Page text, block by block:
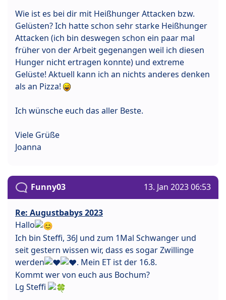
Wie ist es bei dir mit Heißhunger Attacken bzw.
Gelüsten? Ich hatte schon sehr starke Heißhunger
Attacken (ich bin deswegen schon ein paar mal
früher von der Arbeit gegenangen weil ich diesen
Hunger nicht ertragen konnte) und extreme
Gelüste! Aktuell kann ich an nichts anderes denken
als an Pizza!
Ich wünsche euch das aller Beste.
Viele Grüße
Joanna
Funny03 13. Jan 2023 06:53
Re: Augustbabys 2023
Hallo
Ich bin Steffi, 36J und zum 1Mal Schwanger und
seit gestern wissen wir, dass es sogar Zwillinge
werden
. Mein ET ist der 16.8.
Kommt wer von euch aus Bochum?
Lg Steffi